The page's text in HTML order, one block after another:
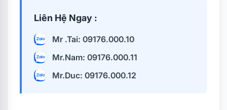
Liên Hệ Ngay :
Mr .Tai: 09176.000.10
Mr.Nam: 09176.000.11
Mr.Duc: 09176.000.12